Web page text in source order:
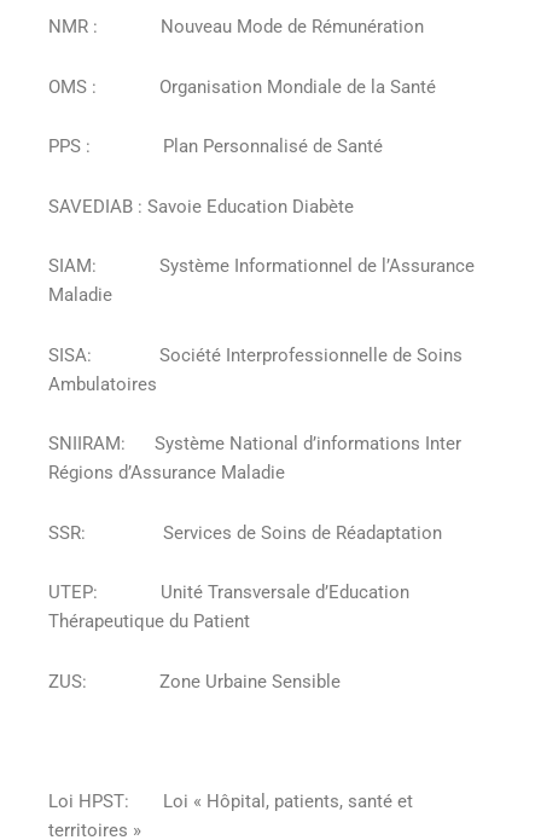
NMR : Nouveau Mode de Rémunération
OMS : Organisation Mondiale de la Santé
PPS : Plan Personnalisé de Santé
SAVEDIAB : Savoie Education Diabète
SIAM: Système Informationnel de l’Assurance
Maladie
SISA: Société Interprofessionnelle de Soins
Ambulatoires
SNIIRAM: Système National d’informations Inter
Régions d’Assurance Maladie
SSR: Services de Soins de Réadaptation
UTEP: Unité Transversale d’Education
Thérapeutique du Patient
ZUS: Zone Urbaine Sensible
Loi HPST: Loi « Hôpital, patients, santé et
territoires »